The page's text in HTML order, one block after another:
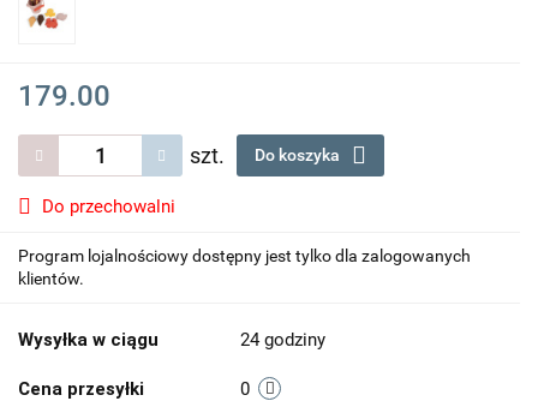
179.00
szt. Do koszyka
Do przechowalni
Program lojalnościowy dostępny jest tylko dla zalogowanych
klientów.
Wysyłka w ciągu 24 godziny
Cena przesyłki 0